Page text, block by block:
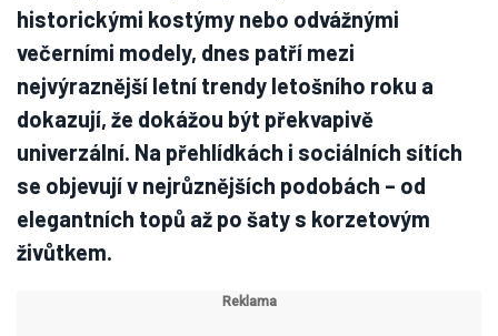
historickými kostýmy nebo odvážnými
večerními modely, dnes patří mezi
nejvýraznější letní trendy letošního roku a
dokazují, že dokážou být překvapivě
univerzální. Na přehlídkách i sociálních sítích
se objevují v nejrůznějších podobách – od
elegantních topů až po šaty s korzetovým
živůtkem.